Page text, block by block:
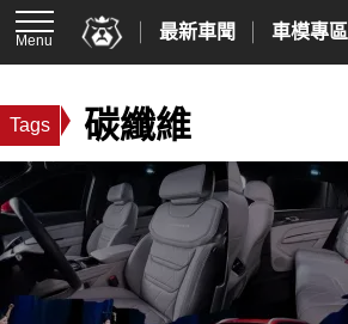
Menu 最新車聞 車模專區
Tags 碳纖維